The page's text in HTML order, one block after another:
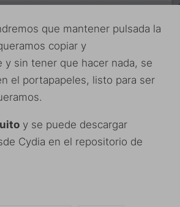
que mantener pulsada la
copiar y
y sin tener que hacer nada, se
el portapapeles, listo para ser
y se puede descargar
Cydia en el repositorio de